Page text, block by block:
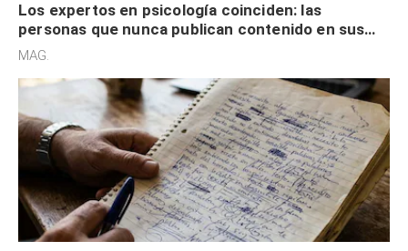
Los expertos en psicología coinciden: las
personas que nunca publican contenido en sus
redes sociales no pretenden buscar validación
MAG.